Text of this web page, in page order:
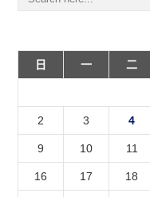
日
一 二
2 3 4
9 10 11
16 17 18